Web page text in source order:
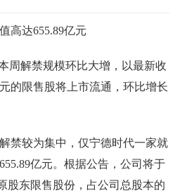
高达655.89亿元
周解禁规模环比大增，以最新收
的限售股将上市流通，环比增长
禁较为集中，仅宁德时代一家就
亿元。根据公告，公司将于
股东限售股份，占公司总股本的